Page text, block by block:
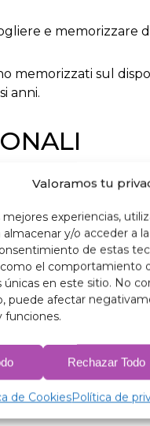
Valoramos tu
mejores experiencias,
almacenar y/o acceder a
de estas
el comportamiento
en este sitio. No
puede afectar
funciones.
Rechazar Todo
de CookiesPolítica de
e memorizzare
memorizzati sul
anni.
dei dati
2016 (GDPR),
ai cookie utilizzati su
per la navigazione
relativa ai cookie
nel caso di